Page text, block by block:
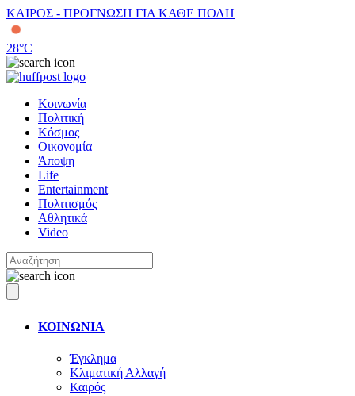
ΚΑΙΡΟΣ - ΠΡΟΓΝΩΣΗ ΓΙΑ ΚΑΘΕ ΠΟΛΗ
28°C
Κοινωνία
Πολιτική
Κόσμος
Οικονομία
Άποψη
Life
Entertainment
Πολιτισμός
Αθλητικά
Video
ΚΟΙΝΩΝΙΑ
Έγκλημα
Κλιματική Αλλαγή
Καιρός